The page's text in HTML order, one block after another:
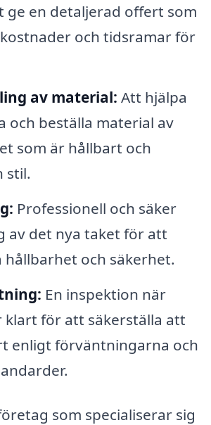
ge en detaljerad offert som
och tidsramar för
av material: Att hjälpa
och beställa material av
som är hållbart och
stil.
Professionell och säker
av det nya taket för att
och säkerhet.
En inspektion när
klart för att säkerställa att
enligt förväntningarna och
som specialiserar sig